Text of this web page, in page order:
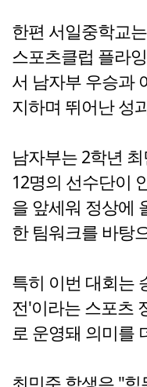
한편 서일중학교
스포츠클럽 플라
서 남자부 우승과
지하며 뛰어난 성
남자부는 2학년
12명의 선수단이
을 앞세워 정상에
한 팀워크를 바탕
특히 이번 대회는
전'이라는 스포츠
로 운영돼 의미를